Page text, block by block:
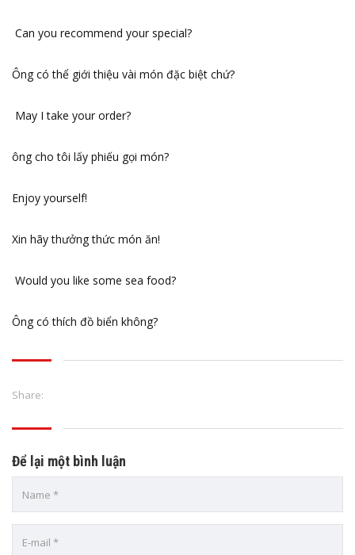
Can you recommend your special?
Ông có thể giới thiệu vài món đặc biệt chứ?
May I take your order?
ông cho tôi lấy phiếu gọi món?
Enjoy yourself!
Xin hãy thưởng thức món ăn!
Would you like some sea food?
Ông có thích đồ biển không?
Share:
Để lại một bình luận